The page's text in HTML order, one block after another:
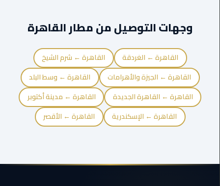
القاهرة
الجديدة
ليموزين
المقطم
ليموزين
ليموزين
وجهات التوصيل من مطار القاهرة
القاهرة ← الغردقة
القاهرة ← شرم الشيخ
القاهرة ← الجيزة والأهرامات
القاهرة ← وسط البلد
القاهرة ← القاهرة الجديدة
القاهرة ← مدينة أكتوبر
القاهرة ← الإسكندرية
القاهرة ← الأقصر